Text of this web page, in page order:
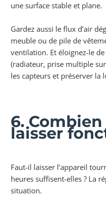
une surface stable et plane.
Gardez aussi le flux d’air
meuble ou de pile de
ventilation. Et éloignez-le
(radiateur, prise multiple
les capteurs et préserver la
6. Combien
laisser
Faut-il laisser l’appareil
heures suffisent-elles ? La
situation.